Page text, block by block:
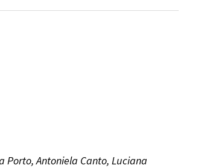
Porto, Antoniela Canto, Luciana